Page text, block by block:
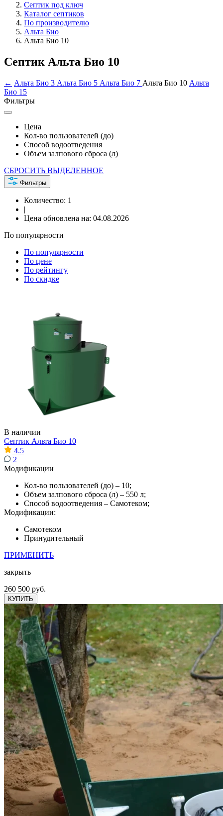
Септик под ключ
Каталог септиков
По производителю
Альта Био
Альта Био 10
Септик Альта Био 10
← Альта Био 3 Альта Био 5 Альта Био 7 Альта Био 10 Альта
Био 15
Фильтры
Цена
Кол-во пользователей (до)
Способ водоотведения
Объем залпового сброса (л)
СБРОСИТЬ ВЫДЕЛЕННОЕ
Фильтры
Количество: 1
|
Цена обновлена на: 04.08.2026
По популярности
По популярности
По цене
По рейтингу
По скидке
В наличии
Септик Альта Био 10
4.5
2
Модификации
Кол-во пользователей (до) – 10;
Объем залпового сброса (л) – 550 л;
Способ водоотведения – Самотеком;
Модификации:
Самотеком
Принудительный
ПРИМЕНИТЬ
закрыть
260 500 руб.
КУПИТЬ